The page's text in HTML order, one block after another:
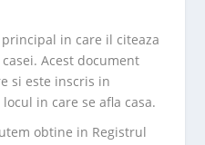
in care il citeaza
Acest document
si este inscris in
in care se afla casa.
obtine in Registrul